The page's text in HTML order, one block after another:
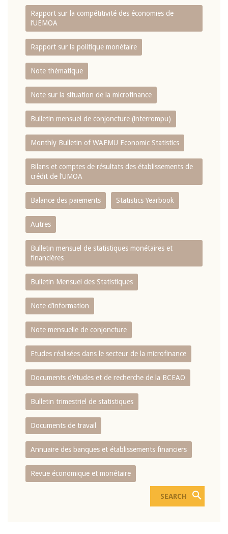
Rapport sur la compétitivité des économies de
l‘UEMOA
Rapport sur la politique monétaire
Note thématique
Note sur la situation de la microfinance
Bulletin mensuel de conjoncture (interrompu)
Monthly Bulletin of WAEMU Economic Statistics
Bilans et comptes de résultats des établissements de
crédit de l‘UMOA
Balance des paiements Statistics Yearbook
Autres
Bulletin mensuel de statistiques monétaires et
financières
Bulletin Mensuel des Statistiques
Note d’information
Note mensuelle de conjoncture
Etudes réalisées dans le secteur de la microfinance
Documents d’études et de recherche de la BCEAO
Bulletin trimestriel de statistiques
Documents de travail
Annuaire des banques et établissements financiers
Revue économique et monétaire